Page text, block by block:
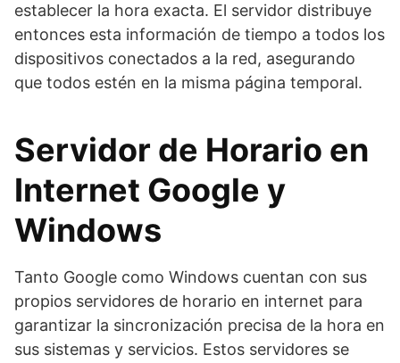
establecer la hora exacta. El servidor distribuye
entonces esta información de tiempo a todos los
dispositivos conectados a la red, asegurando
que todos estén en la misma página temporal.
Servidor de Horario en
Internet Google y
Windows
Tanto Google como Windows cuentan con sus
propios servidores de horario en internet para
garantizar la sincronización precisa de la hora en
sus sistemas y servicios. Estos servidores se